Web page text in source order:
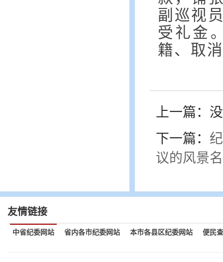
副巡视
受礼金
籍、取
上一篇：
下一篇：
议的风景
友情链接
中省纪委网站 省内各市纪委网站 本市各县区纪委网站 便民